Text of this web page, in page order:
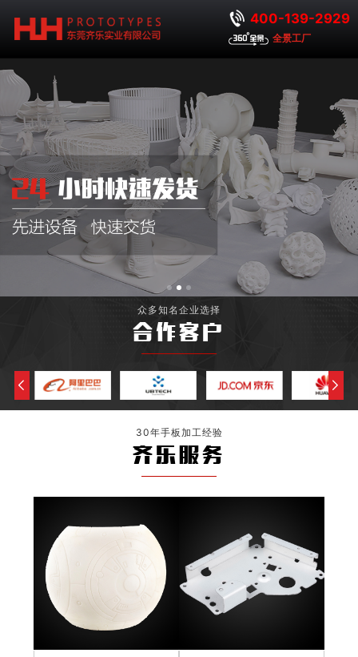
400-139-2929
全景工厂
众多知名企业选择
合作客户
30年手板加工经验
齐乐服务